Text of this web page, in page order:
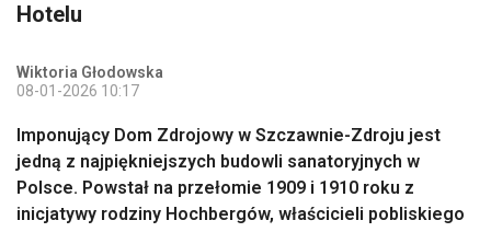
Hotelu
Wiktoria Głodowska
08-01-2026 10:17
Imponujący Dom Zdrojowy w Szczawnie-Zdroju jest
jedną z najpiękniejszych budowli sanatoryjnych w
Polsce. Powstał na przełomie 1909 i 1910 roku z
inicjatywy rodziny Hochbergów, właścicieli pobliskiego